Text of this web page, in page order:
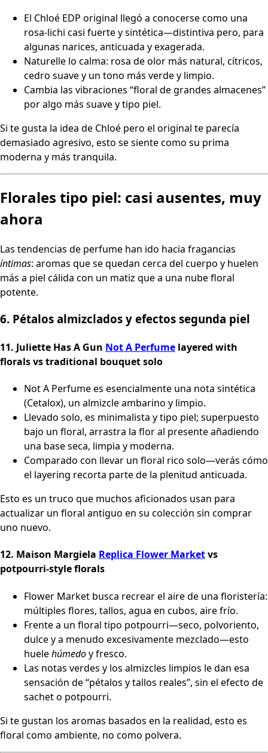
El Chloé EDP original llegó a conocerse como una
rosa-lichi casi fuerte y sintética—distintiva pero, para
algunas narices, anticuada y exagerada.
Naturelle lo calma: rosa de olor más natural, cítricos,
cedro suave y un tono más verde y limpio.
Cambia las vibraciones “floral de grandes almacenes”
por algo más suave y tipo piel.
Si te gusta la idea de Chloé pero el original te parecía
demasiado agresivo, esto se siente como su prima
moderna y más tranquila.
Florales tipo piel: casi ausentes, muy
ahora
Las tendencias de perfume han ido hacia fragancias
íntimas: aromas que se quedan cerca del cuerpo y huelen
más a piel cálida con un matiz que a una nube floral
potente.
6. Pétalos almizclados y efectos segunda piel
11. Juliette Has A Gun Not A Perfume layered with
florals vs traditional bouquet solo
Not A Perfume es esencialmente una nota sintética
(Cetalox), un almizcle ambarino y limpio.
Llevado solo, es minimalista y tipo piel; superpuesto
bajo un floral, arrastra la flor al presente añadiendo
una base seca, limpia y moderna.
Comparado con llevar un floral rico solo—verás cómo
el layering recorta parte de la plenitud anticuada.
Esto es un truco que muchos aficionados usan para
actualizar un floral antiguo en su colección sin comprar
uno nuevo.
12. Maison Margiela Replica Flower Marketvs
potpourri-style florals
Flower Market busca recrear el aire de una floristería:
múltiples flores, tallos, agua en cubos, aire frío.
Frente a un floral tipo potpourri—seco, polvoriento,
dulce y a menudo excesivamente mezclado—esto
huelehúmedoy fresco.
Las notas verdes y los almizcles limpios le dan esa
sensación de “pétalos y tallos reales”, sin el efecto de
sachet o potpourri.
Si te gustan los aromas basados en la realidad, esto es
floral como ambiente, no como polvera.